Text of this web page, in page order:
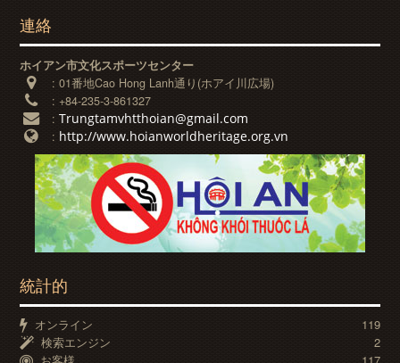
連絡
ホイアン市文化スポーツセンター
:01番地Cao Hong Lanh通り(ホアイ川広場)
:+84-235-3-861327
:Trungtamvhtthoian@gmail.com
: http://www.hoianworldheritage.org.vn
統計的
オンライン
119
検索エンジン
2